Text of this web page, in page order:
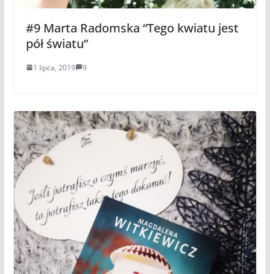
#9 Marta Radomska “Tego kwiatu jest
pół światu”
1 lipca, 2019 9